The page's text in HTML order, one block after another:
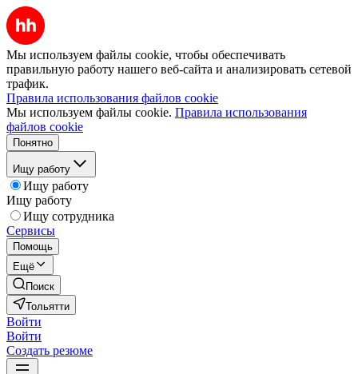
Мы используем файлы cookie, чтобы обеспечивать
правильную работу нашего веб-сайта и анализировать сетевой
трафик.
Правила использования файлов cookie
Мы используем файлы cookie. Правила использования
файлов cookie
Понятно
Ищу работу
Ищу работу
Ищу работу
Ищу сотрудника
Сервисы
Помощь
Ещё
Поиск
Тольятти
Войти
Войти
Создать резюме